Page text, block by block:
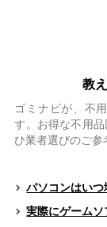
教
ゴミナビが、不
す。お得な不用
ひ業者選びのご参
パソコンはいつ
実際にゲーム